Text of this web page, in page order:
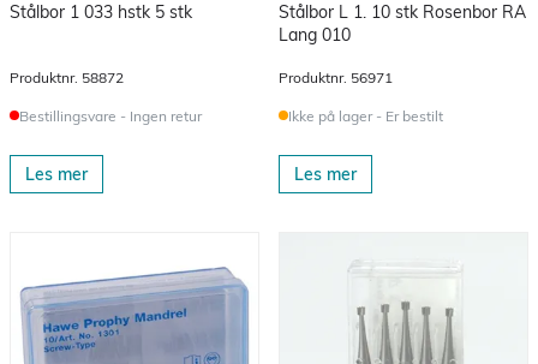
Stålbor 1 033 hstk 5 stk
Produktnr. 58872
Bestillingsvare - Ingen retur
Les mer
Stålbor L 1. 10 stk Rosenbor RA
Lang 010
Produktnr. 56971
Ikke på lager - Er bestilt
Les mer